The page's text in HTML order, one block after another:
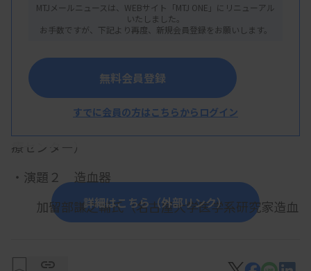
概 要
・演題１ 分子病理診断講習会の概要と学習ポイン
トについて
療センター）
・演題２ 造血器
加留部謙之輔氏（名古屋大学医学系研究家造血
病態診断学）
・演題３ 消化器（肝胆膵）
詳細はこちら（外部リンク）
MTJメールニュースは、WEBサイト「MTJ ONE」にリニューアル
いたしました。
お手数ですが、下記より再度、新規会員登録をお願いします。
無料会員登録
すでに会員の方はこちらからログイン